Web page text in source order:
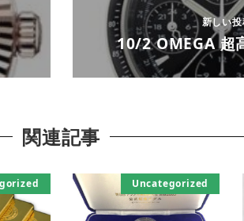
新しい
10/2 OMEGA 超
関連記事
Uncategorized